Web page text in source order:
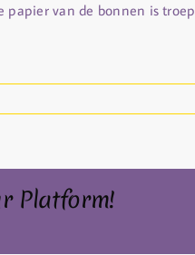
papier van de bonnen is troep
Platform!